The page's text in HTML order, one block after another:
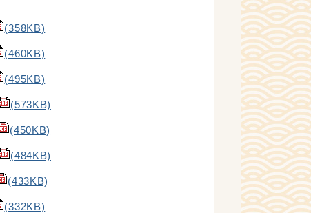
(358KB)
(460KB)
(495KB)
(573KB)
(450KB)
(484KB)
(433KB)
(332KB)